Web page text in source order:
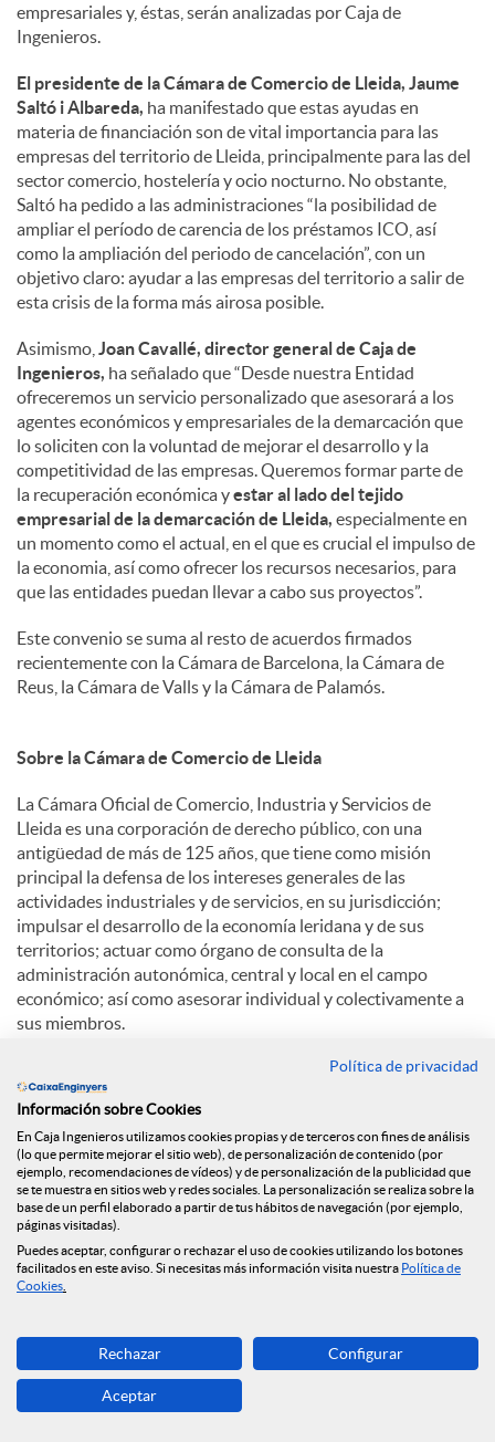
empresariales y, éstas, serán analizadas por Caja de
Ingenieros.
El presidente de la Cámara de Comercio de Lleida, Jaume
Saltó i Albareda, ha manifestado que estas ayudas en
materia de financiación son de vital importancia para las
empresas del territorio de Lleida, principalmente para las del
sector comercio, hostelería y ocio nocturno. No obstante,
Saltó ha pedido a las administraciones “la posibilidad de
ampliar el período de carencia de los préstamos ICO, así
como la ampliación del periodo de cancelación”, con un
objetivo claro: ayudar a las empresas del territorio a salir de
esta crisis de la forma más airosa posible.
Asimismo, Joan Cavallé, director general de Caja de
Ingenieros, ha señalado que “Desde nuestra Entidad
ofreceremos un servicio personalizado que asesorará a los
agentes económicos y empresariales de la demarcación que
lo soliciten con la voluntad de mejorar el desarrollo y la
competitividad de las empresas. Queremos formar parte de
la recuperación económica yestar al lado del tejido
empresarial de la demarcación de Lleida, especialmente en
un momento como el actual, en el que es crucial el impulso de
la economia, así como ofrecer los recursos necesarios, para
que las entidades puedan llevar a cabo sus proyectos”.
Este convenio se suma al resto de acuerdos firmados
recientemente con la Cámara de Barcelona, la Cámara de
Reus, la Cámara de Valls y la Cámara de Palamós.
Sobre la Cámara de Comercio de Lleida
La Cámara Oficial de Comercio, Industria y Servicios de
Lleida es una corporación de derecho público, con una
antigüedad de más de 125 años, que tiene como misión
principal la defensa de los intereses generales de las
actividades industriales y de servicios, en su jurisdicción;
impulsar el desarrollo de la economía leridana y de sus
territorios; actuar como órgano de consulta de la
administración autonómica, central y local en el campo
económico; así como asesorar individual y colectivamente a
sus miembros.
La Cámara de Comercio de Lleida está integrada por todas
las personas, naturales y jurídicas, que ejerzan su actividad
mercantil, industrial o de servicios en la demarcación de la
Cámara, que alcanza todo el territorio de las comarcas de
Lleida a excepción de los municipios que dependen
territorialmente de la Cámara de Comercio y Industria de
Tàrrega. Estos electores tienen derecho a participar a ser
presentación de la Corporación, que es el Pleno.
destacan: intervenir como árbitro de equidad en litigios;
crear o administrar entidades impulsoras del desarrollo
económico; potenciar la exportación; estimular la
investigación; participar en sociedades de desarrollo;
Política de privacidad
Información sobre Cookies
En Caja Ingenieros utilizamos cookies propias y de terceros con fines de análisis
(lo que permite mejorar el sitio web), de personalización de contenido (por
ejemplo, recomendaciones de vídeos) y de personalización de la publicidad que
se te muestra en sitios web y redes sociales. La personalización se realiza sobre la
base de un perfil elaborado a partir de tus hábitos de navegación (por ejemplo,
páginas visitadas).
Puedes aceptar, configurar o rechazar el uso de cookies utilizando los botones
facilitados en este aviso. Si necesitas más información visita nuestra Política de
Cookies
Rechazar Configurar
Aceptar